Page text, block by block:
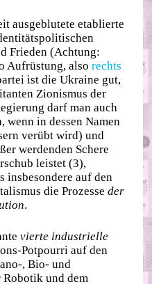
ausgeblutete etablierte
Frieden (Achtung:
Aufrüstung, alsorechts
ist die Ukraine gut,
Zionismus der
darf man auch
in dessen Namen
verübt wird) und
werdenden Schere
leistet (3),
insbesondere auf den
die Prozesse der
.
vierte industrielle
auf den
Bio‐ und
und dem